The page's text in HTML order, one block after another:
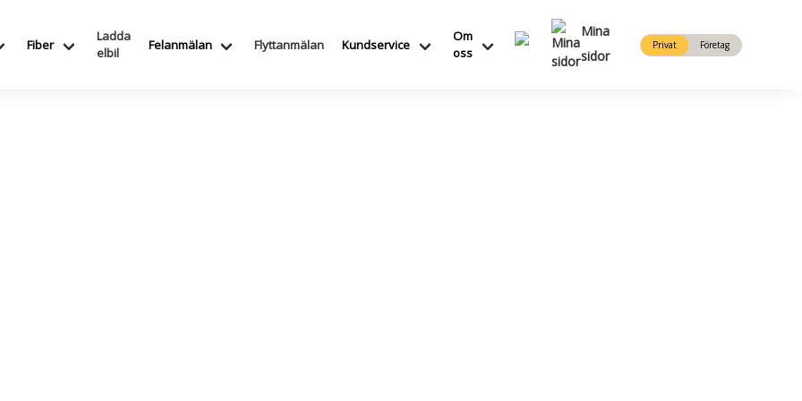
Fiber
Ladda
elbil
Felanmälan Flyttanmälan Kundservice
Om
oss
Mina
sidor
Privat Företag